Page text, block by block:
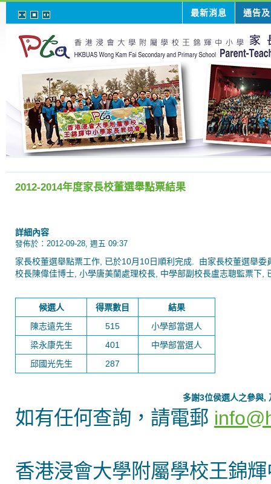
最新消息 通告
2012-2014年度家長校董選舉點票結果
詳細內容
發佈於：2012-09-28, 週五 09:37
家長校董選舉點票工作, 已於10月10日順利完成. 由家長校董選舉
校長陳偉佳博士, 小學唐美蘭處理校長, 中學部副校長盧志聰監票下,
候選人 得票數目
結果
陳志遠先生
515
小學部當選人
梁永康先生
401
中學部當選人
邱國光先生
287
多謝3位侯選人之參與,
如有任何查詢，請電郵
香港浸會大學附屬學校王錦